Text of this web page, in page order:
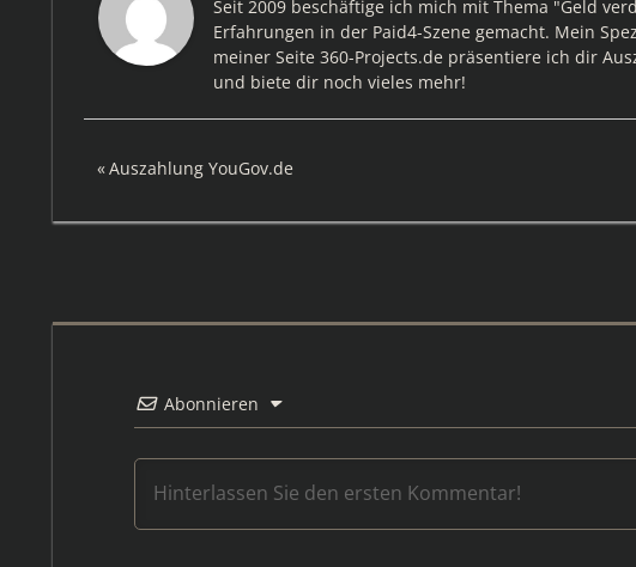
Seit 2009 beschäftige ich mich mit Thema "Geld
Erfahrungen in der Paid4-Szene gemacht. Mein
meiner Seite 360-Projects.de präsentiere ich dir
und biete dir noch vieles mehr!
Beitragsnavigation
Vorheriger
Auszahlung YouGov.de
Abonnieren